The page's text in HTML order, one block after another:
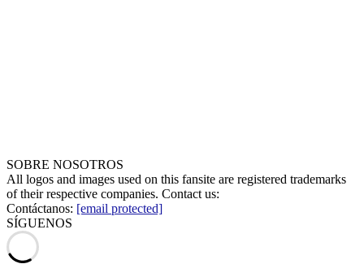
SOBRE NOSOTROS
All logos and images used on this fansite are registered trademarks
of their respective companies. Contact us:
Contáctanos: [email protected]
SÍGUENOS